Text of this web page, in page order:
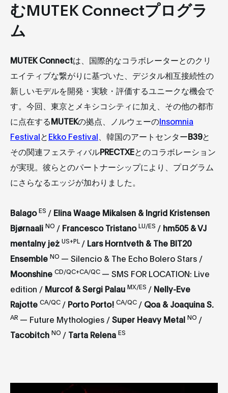
むMUTEK Connectプログラ
ム
MUTEK Connectは、国際的なコラボレーターとのクリ
エイティブな繋がりに基づいた、デジタル相互接続性の
新しいモデルを開発・実験・評価するユニークな機会で
す。今回、東京とメキシコシティに加え、その他の都市
に点在するMUTEKの拠点、ノルウェーのInsomnia
FestivalとEkko Festival 、韓国のアートセンターB39と
その関連フェスティバルPRECTXEとのコラボレーション
が実現。彼らとのパートナーシップにより、プログラム
にさらなるエッジが加わりました。
Balago ES / Elina Waage Mikalsen & Ingrid Kristensen
Bjørnaali NO / Francesco Tristano LU/ES / hm505 & VJ
mentalny jeż US+PL / Lars Horntveth & The BIT20
Ensemble NO — Silencio & The Echo Bolero Stars /
Moonshine CD/QC+CA/QC — SMS FOR LOCATION: Live
edition / Murcof & Sergi Palau MX/ES / Nelly-Eve
Rajotte CA/QC / Porto Porto! CA/QC / Qoa & Joaquina S.
AR — Future Mythologies /Super Heavy Metal NO /
Tacobitch NO / Tarta Relena ES